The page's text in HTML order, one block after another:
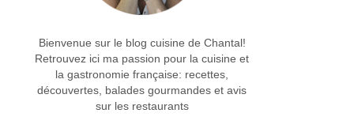
Bienvenue sur le blog cuisine de Chantal!
Retrouvez ici ma passion pour la cuisine et
la gastronomie française: recettes,
découvertes, balades gourmandes et avis
sur les restaurants